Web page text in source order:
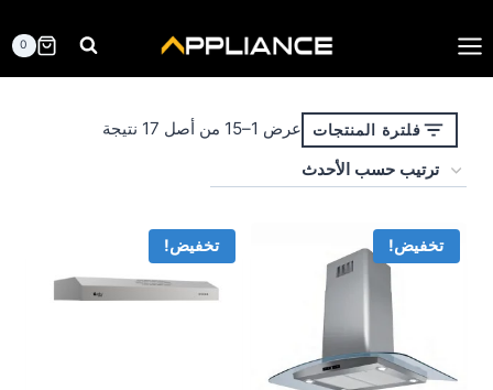
إلى
المحتوى
0
فلترة المنتجات عرض 1–15 من أصل 17 نتيجة
تخفيض! تخفيض!